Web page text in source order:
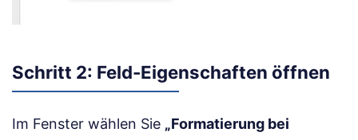
Schritt 2: Feld-Eigenschaften öffnen
Im Fenster wählen Sie „Formatierung bei